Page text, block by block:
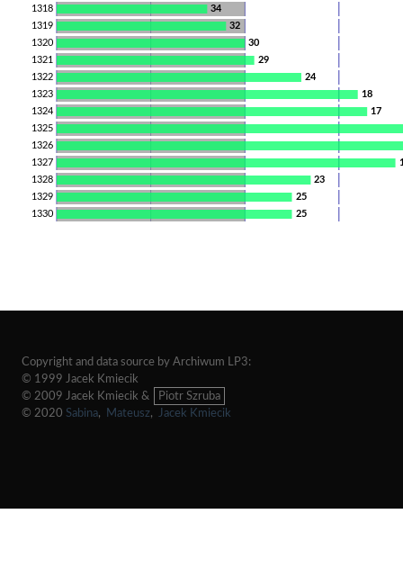
34
1318
32
1319
30
1320
29
1321
24
1322
18
1323
17
1324
1325
1326
1327
23
1328
25
1329
25
1330
Copyright and data source by Archiwum LP3:
© 1999 Jacek Kmiecik
© 2009 Jacek Kmiecik &
Piotr Szruba
© 2020 Sabina, Mateusz, Jacek Kmiecik